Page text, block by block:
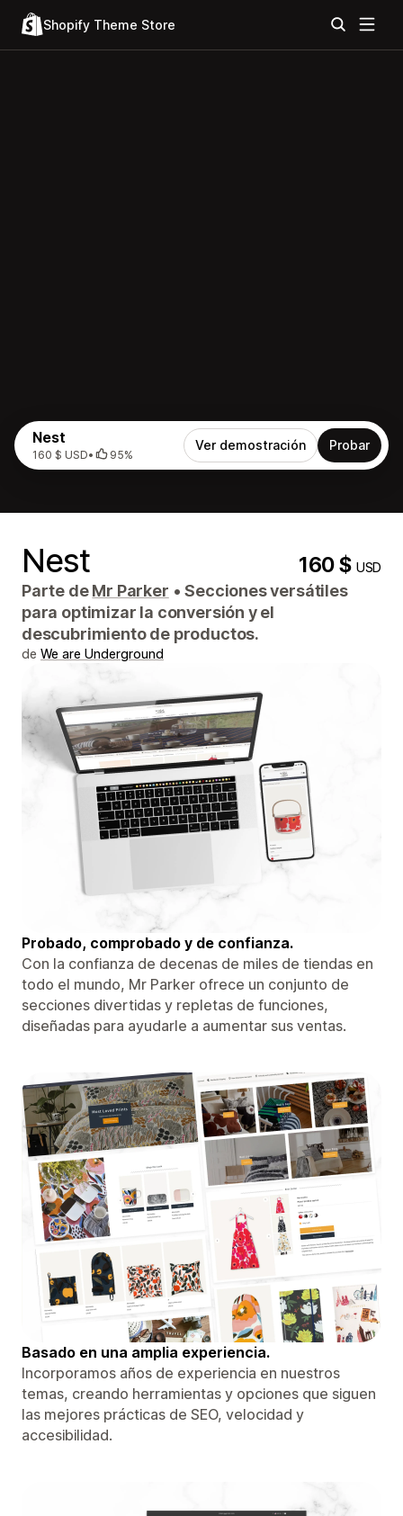
Shopify Theme Store
Nest
160 $ USD• 95%
Ver demostración Probar
Nest 160 $USD
Parte deMr Parker • Secciones versátiles
para optimizar la conversión y el
descubrimiento de productos.
de We are Underground
Probado, comprobado y de confianza.
Con la confianza de decenas de miles de tiendas en
todo el mundo, Mr Parker ofrece un conjunto de
secciones divertidas y repletas de funciones,
diseñadas para ayudarle a aumentar sus ventas.
Basado en una amplia experiencia.
Incorporamos años de experiencia en nuestros
temas, creando herramientas y opciones que siguen
las mejores prácticas de SEO, velocidad y
accesibilidad.